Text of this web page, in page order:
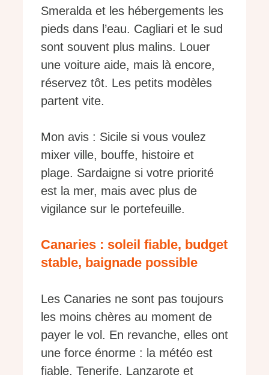
Smeralda et les hébergements les
pieds dans l’eau. Cagliari et le sud
sont souvent plus malins. Louer
une voiture aide, mais là encore,
réservez tôt. Les petits modèles
partent vite.
Mon avis : Sicile si vous voulez
mixer ville, bouffe, histoire et
plage. Sardaigne si votre priorité
est la mer, mais avec plus de
vigilance sur le portefeuille.
Canaries : soleil fiable, budget
stable, baignade possible
Les Canaries ne sont pas toujours
les moins chères au moment de
payer le vol. En revanche, elles ont
une force énorme : la météo est
fiable. Tenerife, Lanzarote et